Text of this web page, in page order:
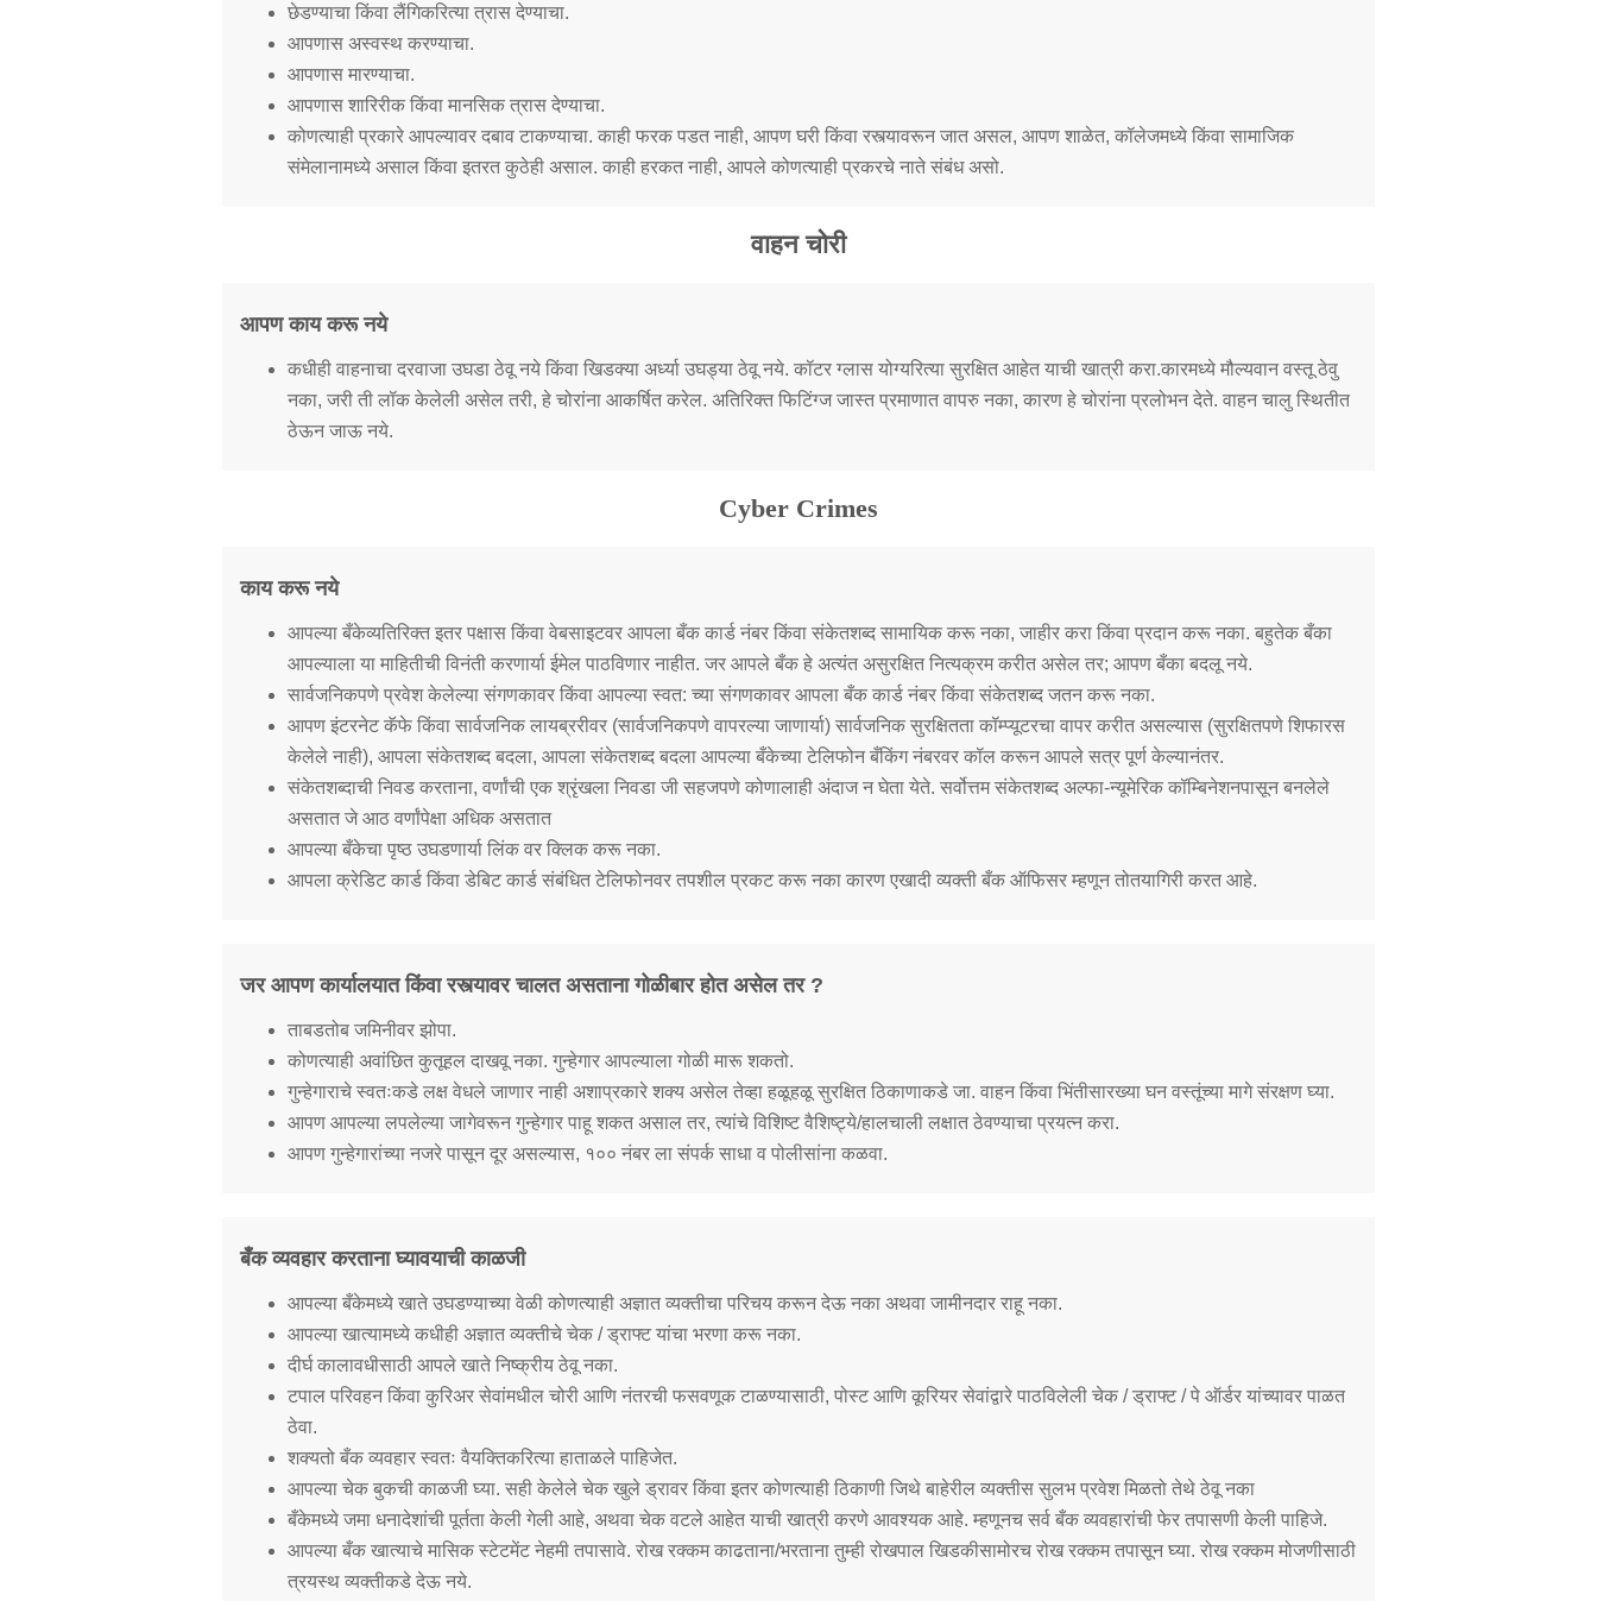
छेडण्याचा किंवा लैंगिकरित्या त्रास देण्याचा.
आपणास अस्वस्थ करण्याचा.
आपणास मारण्याचा.
आपणास शारिरीक किंवा मानसिक त्रास देण्याचा.
कोणत्याही प्रकारे आपल्यावर दबाव टाकण्याचा. काही फरक पडत नाही, आपण घरी किंवा रस्त्यावरून जात असल, आपण शाळेत, कॉलेजमध्ये किंवा सामाजिक
संमेलानामध्ये असाल किंवा इतरत कुठेही असाल. काही हरकत नाही, आपले कोणत्याही प्रकरचे नाते संबंध असो.
वाहन चोरी
आपण काय करू नये
कधीही वाहनाचा दरवाजा उघडा ठेवू नये किंवा खिडक्या अर्ध्या उघड्या ठेवू नये. कॉटर ग्लास योग्यरित्या सुरक्षित आहेत याची खात्री करा.कारमध्ये मौल्यवान वस्तू ठेवु
नका, जरी ती लॉक केलेली असेल तरी, हे चोरांना आकर्षित करेल. अतिरिक्त फिटिंग्ज जास्त प्रमाणात वापरु नका, कारण हे चोरांना प्रलोभन देते. वाहन चालु स्थितीत
ठेऊन जाऊ नये.
Cyber Crimes
काय करू नये
आपल्या बँकेव्यतिरिक्त इतर पक्षास किंवा वेबसाइटवर आपला बँक कार्ड नंबर किंवा संकेतशब्द सामायिक करू नका, जाहीर करा किंवा प्रदान करू नका. बहुतेक बँका
आपल्याला या माहितीची विनंती करणार्या ईमेल पाठविणार नाहीत. जर आपले बँक हे अत्यंत असुरक्षित नित्यक्रम करीत असेल तर; आपण बँका बदलू नये.
सार्वजनिकपणे प्रवेश केलेल्या संगणकावर किंवा आपल्या स्वत: च्या संगणकावर आपला बँक कार्ड नंबर किंवा संकेतशब्द जतन करू नका.
आपण इंटरनेट कॅफे किंवा सार्वजनिक लायब्ररीवर (सार्वजनिकपणे वापरल्या जाणार्या) सार्वजनिक सुरक्षितता कॉम्प्यूटरचा वापर करीत असल्यास (सुरक्षितपणे शिफारस
केलेले नाही), आपला संकेतशब्द बदला, आपला संकेतशब्द बदला आपल्या बँकेच्या टेलिफोन बँकिंग नंबरवर कॉल करून आपले सत्र पूर्ण केल्यानंतर.
संकेतशब्दाची निवड करताना, वर्णांची एक श्रृंखला निवडा जी सहजपणे कोणालाही अंदाज न घेता येते. सर्वोत्तम संकेतशब्द अल्फा-न्यूमेरिक कॉम्बिनेशनपासून बनलेले
असतात जे आठ वर्णांपेक्षा अधिक असतात
आपल्या बँकेचा पृष्ठ उघडणार्या लिंक वर क्लिक करू नका.
आपला क्रेडिट कार्ड किंवा डेबिट कार्ड संबंधित टेलिफोनवर तपशील प्रकट करू नका कारण एखादी व्यक्ती बँक ऑफिसर म्हणून तोतयागिरी करत आहे.
जर आपण कार्यालयात किंवा रस्त्यावर चालत असताना गोळीबार होत असेल तर ?
ताबडतोब जमिनीवर झोपा.
कोणत्याही अवांछित कुतूहल दाखवू नका. गुन्हेगार आपल्याला गोळी मारू शकतो.
गुन्हेगाराचे स्वतःकडे लक्ष वेधले जाणार नाही अशाप्रकारे शक्य असेल तेव्हा हळूहळू सुरक्षित ठिकाणाकडे जा. वाहन किंवा भिंतीसारख्या घन वस्तूंच्या मागे संरक्षण घ्या.
आपण आपल्या लपलेल्या जागेवरून गुन्हेगार पाहू शकत असाल तर, त्यांचे विशिष्ट वैशिष्ट्ये/हालचाली लक्षात ठेवण्याचा प्रयत्न करा.
आपण गुन्हेगारांच्या नजरे पासून दूर असल्यास, १०० नंबर ला संपर्क साधा व पोलीसांना कळवा.
बँक व्यवहार करताना घ्यावयाची काळजी
आपल्या बँकेमध्ये खाते उघडण्याच्या वेळी कोणत्याही अज्ञात व्यक्तीचा परिचय करून देऊ नका अथवा जामीनदार राहू नका.
आपल्या खात्यामध्ये कधीही अज्ञात व्यक्तीचे चेक / ड्राफ्ट यांचा भरणा करू नका.
दीर्घ कालावधीसाठी आपले खाते निष्क्रीय ठेवू नका.
टपाल परिवहन किंवा कुरिअर सेवांमधील चोरी आणि नंतरची फसवणूक टाळण्यासाठी, पोस्ट आणि कूरियर सेवांद्वारे पाठविलेली चेक / ड्राफ्ट / पे ऑर्डर यांच्यावर पाळत
ठेवा.
शक्यतो बँक व्यवहार स्वतः वैयक्तिकरित्या हाताळले पाहिजेत.
आपल्या चेक बुकची काळजी घ्या. सही केलेले चेक खुले ड्रावर किंवा इतर कोणत्याही ठिकाणी जिथे बाहेरील व्यक्तीस सुलभ प्रवेश मिळतो तेथे ठेवू नका
बँकेमध्ये जमा धनादेशांची पूर्तता केली गेली आहे, अथवा चेक वटले आहेत याची खात्री करणे आवश्यक आहे. म्हणूनच सर्व बँक व्यवहारांची फेर तपासणी केली पाहिजे.
आपल्या बँक खात्याचे मासिक स्टेटमेंट नेहमी तपासावे. रोख रक्कम काढताना/भरताना तुम्ही रोखपाल खिडकीसामोरच रोख रक्कम तपासून घ्या. रोख रक्कम मोजणीसाठी
त्रयस्थ व्यक्तीकडे देऊ नये.